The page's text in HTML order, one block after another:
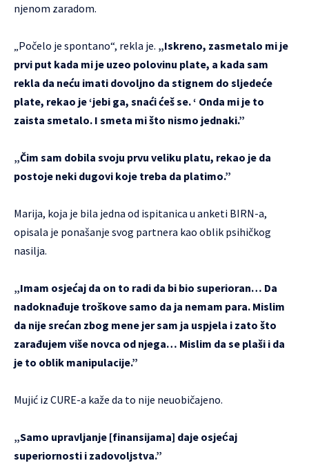
njenom zaradom.
„Počelo je spontano“, rekla je. „Iskreno, zasmetalo mi je
prvi put kada mi je uzeo polovinu plate, a kada sam
rekla da neću imati dovoljno da stignem do sljedeće
plate, rekao je ‘jebi ga, snaći ćeš se. ‘ Onda mi je to
zaista smetalo. I smeta mi što nismo jednaki.”
„Čim sam dobila svoju prvu veliku platu, rekao je da
postoje neki dugovi koje treba da platimo.”
Marija, koja je bila jedna od ispitanica u anketi BIRN-a,
opisala je ponašanje svog partnera kao oblik psihičkog
nasilja.
„Imam osjećaj da on to radi da bi bio superioran… Da
nadoknađuje troškove samo da ja nemam para. Mislim
da nije srećan zbog mene jer sam ja uspjela i zato što
zarađujem više novca od njega… Mislim da se plaši i da
je to oblik manipulacije.”
Mujić iz CURE-a kaže da to nije neuobičajeno.
„Samo upravljanje [finansijama] daje osjećaj
superiornosti i zadovoljstva.”